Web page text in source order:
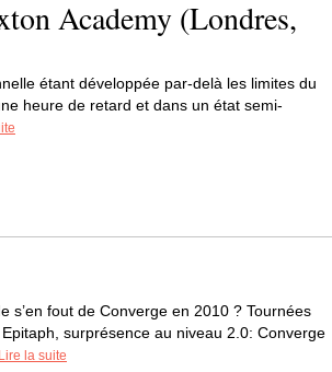
Academy (Londres,
étant développée par-delà les limites du
heure de retard et dans un état semi-
s’en fout de Converge en 2010 ? Tournées
surprésence au niveau 2.0: Converge
Lire la suite